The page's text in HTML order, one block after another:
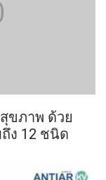
ขภาพ ด้วย
ง 12 ชนิด